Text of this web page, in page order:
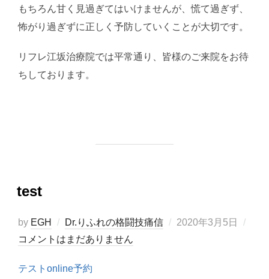
もちろん甘く見過ぎてはいけませんが、慌て過ぎず、
怖がり過ぎずに正しく予防していくことが大切です。
リフレ江坂治療院では平常通り、皆様のご来院をお待
ちしております。
test
by EGH Dr.りふれの格闘技痛信
投
2020年3月5日
コメントはまだありません
テストonline予約